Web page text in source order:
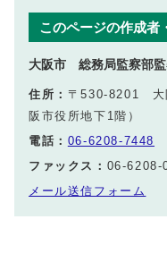
このページの作成者
大阪市 総務局監察部
住所： 〒530-8201 大
阪市役所地下1階）
電話： 06-6208-7448
ファックス： 06-6208-
メール送信フォーム